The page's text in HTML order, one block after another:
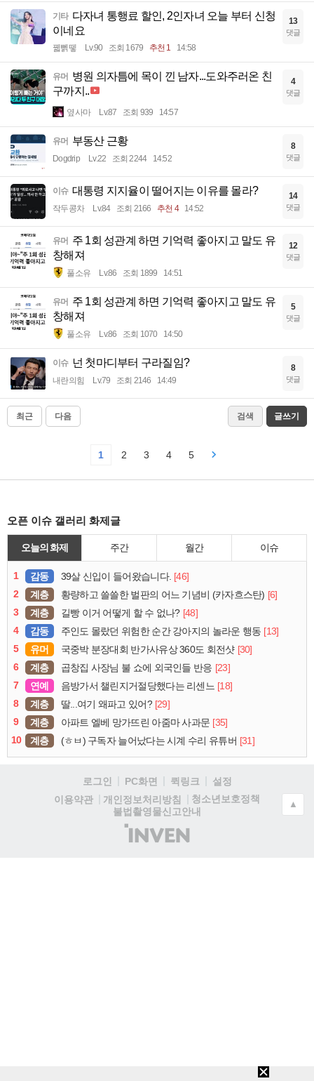
기타 다자녀 통행료 할인, 2인자녀 오늘 부터 신청
이네요
꿻뻵뗗 Lv.90 조회 1679 추천 1 14:58
13
댓글
유머 병원 의자틈에 목이 낀 남자...도와주러온 친
구까지..
옆사마 Lv.87 조회 939 14:57
4
댓글
유머 부동산 근황
Dogdrip Lv.22 조회 2244 14:52
8
댓글
이슈 대통령 지지율이 떨어지는 이유를 몰라?
작두콩차 Lv.84 조회 2166 추천 4 14:52
14
댓글
유머 주 1회 성관계 하면 기억력 좋아지고 말도 유
창해져
풀소유 Lv.86 조회 1899 14:51
12
댓글
유머 주 1회 성관계 하면 기억력 좋아지고 말도 유
창해져
풀소유 Lv.86 조회 1070 14:50
5
댓글
이슈 넌 첫마디부터 구라질임?
내란의힘 Lv.79 조회 2146 14:49
8
댓글
최근 다음 검색 글쓰기
1 2 3 4 5
오픈 이슈 갤러리 화제글
오늘의 화제 주간 월간 이슈
1 감동 39살 신입이 들어왔습니다. [46]
2
계층 황량하고 쓸쓸한 벌판의 어느 기념비 (카자흐스탄) [6]
3
계층 길빵 이거 어떻게 할 수 없나? [48]
4
감동 주인도 몰랐던 위험한 순간 강아지의 놀라운 행동 [13]
5
유머 국중박 분장대회 반가사유상 360도 회전샷 [30]
6
계층 곱창집 사장님 불 쇼에 외국인들 반응 [23]
7
연예 음방가서 챌린지거절당했다는 리센느 [18]
8
계층 딸...여기 왜파고 있어? [29]
9
계층 아파트 엘베 망가뜨린 아줌마 사과문 [35]
10
계층 (ㅎㅂ) 구독자 늘어났다는 시계 수리 유튜버 [31]
로그인 PC화면 퀵링크
설정
이용약관
개인정보처리방침
청소년보호정책
불법촬영물신고안내
(주)
인
▲